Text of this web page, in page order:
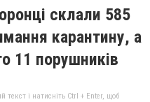
склали 585
карантину, а
11 порушників
текст і натисніть Ctrl + Enter, щоб